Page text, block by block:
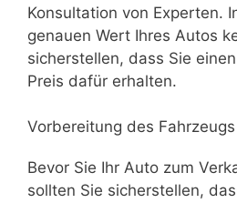
Konsultation von Experten.
genauen Wert Ihres Autos
sicherstellen, dass Sie
Preis dafür erhalten.
Vorbereitung des Fahrzeugs
Bevor Sie Ihr Auto zum
sollten Sie sicherstellen,